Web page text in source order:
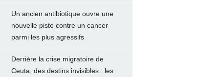
Un ancien antibiotique ouvre une
nouvelle piste contre un cancer
parmi les plus agressifs
Derrière la crise migratoire de
Ceuta, des destins invisibles : les